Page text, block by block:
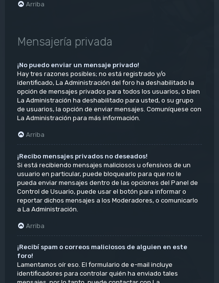
Arriba
Mensajería privada
¡No puedo enviar un mensaje privado!
Hay tres razones posibles; no está registrado y/o
identificado, La Administración del foro ha deshabilitado la
opción de mensajes privados para todos los usuarios, o bien
La Administración ha deshabilitado para usted, o su grupo
de usuarios, la opción de enviar mensajes. Comuníquese con
La Administración para más información.
Arriba
¡Recibo mensajes privados no deseados!
Si está recibiendo mensajes maliciosos u ofensivos de un
usuario en particular, puede bloquearlo para que no le
pueda enviar mensajes dentro de las opciones del Panel de
Control de Usuario, puede usar el botón para informar o
reportar dichos mensajes a los Moderadores, o comunicarlo
a La Administración.
Arriba
¡Recibí spam o correos maliciosos de alguien en este
foro!
Lamentamos oír eso. El formulario de e-mail incluye
identificadores para controlar quién ha enviado tales